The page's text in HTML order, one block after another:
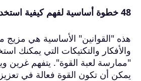
48 خطوة أساسية لفهم كيفية استخدام قوتك وإنفاذها.
هذه "القوانين" الأساسية هي مزيج
والأفكار والتكتيكات التي يمكنك
"ممارسة لعبة القوة". يتفهم غرين
يمكن أن تكون القوة فعالة في